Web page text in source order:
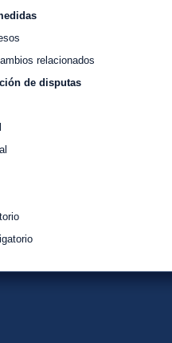
relacionados
de disputas